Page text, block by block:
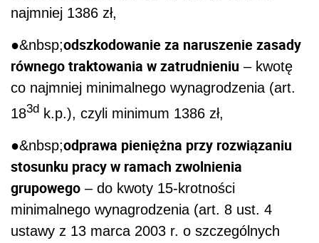
najmniej 1386 zł,
●&nbsp;odszkodowanie za naruszenie zasady
równego traktowania w zatrudnieniu – kwotę
co najmniej minimalnego wynagrodzenia (art.
183d k.p.), czyli minimum 1386 zł,
●&nbsp;odprawa pieniężna przy rozwiązaniu
stosunku pracy w ramach zwolnienia
grupowego – do kwoty 15-krotności
minimalnego wynagrodzenia (art. 8 ust. 4
ustawy z 13 marca 2003 r. o szczególnych